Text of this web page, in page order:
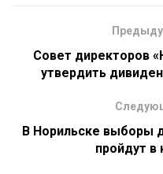
Совет директоров
утвердить
В Норильске выборы
пройдут